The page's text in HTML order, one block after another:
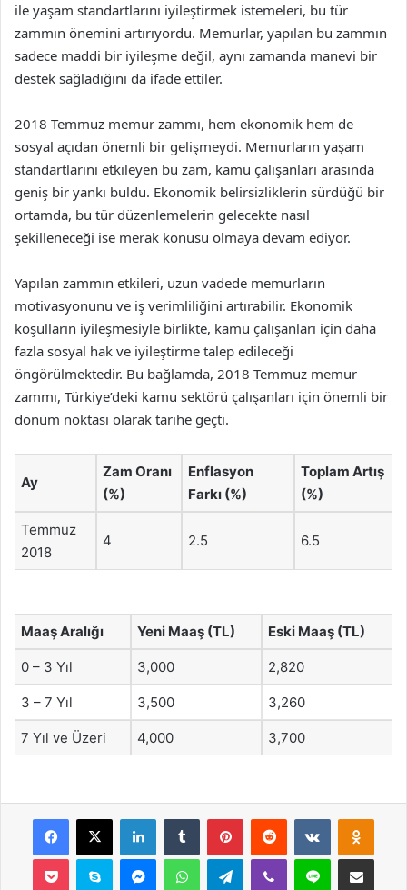
ile yaşam standartlarını iyileştirmek istemeleri, bu tür
zammın önemini artırıyordu. Memurlar, yapılan bu zammın
sadece maddi bir iyileşme değil, aynı zamanda manevi bir
destek sağladığını da ifade ettiler.
2018 Temmuz memur zammı, hem ekonomik hem de
sosyal açıdan önemli bir gelişmeydi. Memurların yaşam
standartlarını etkileyen bu zam, kamu çalışanları arasında
geniş bir yankı buldu. Ekonomik belirsizliklerin sürdüğü bir
ortamda, bu tür düzenlemelerin gelecekte nasıl
şekilleneceği ise merak konusu olmaya devam ediyor.
Yapılan zammın etkileri, uzun vadede memurların
motivasyonunu ve iş verimliliğini artırabilir. Ekonomik
koşulların iyileşmesiyle birlikte, kamu çalışanları için daha
fazla sosyal hak ve iyileştirme talep edileceği
öngörülmektedir. Bu bağlamda, 2018 Temmuz memur
zammı, Türkiye’deki kamu sektörü çalışanları için önemli bir
dönüm noktası olarak tarihe geçti.
Ay
Zam Oranı
(%)
Enflasyon
Farkı (%)
Toplam Artış
(%)
Temmuz
2018
4 2.5 6.5
Maaş Aralığı Yeni Maaş (TL) Eski Maaş (TL)
0 – 3 Yıl 3,000 2,820
3 – 7 Yıl 3,500 3,260
7 Yıl ve Üzeri 4,000 3,700
Facebook
X LinkedInTumblr PinterestReddit VKontakte
Pocket Skype MessengerWhatsAppTelegramViber Line E-Posta ile